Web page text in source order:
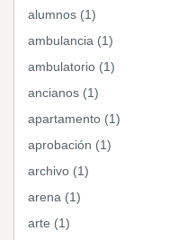
alumnos (1)
ambulancia (1)
ambulatorio (1)
ancianos (1)
apartamento (1)
aprobación (1)
archivo (1)
arena (1)
arte (1)